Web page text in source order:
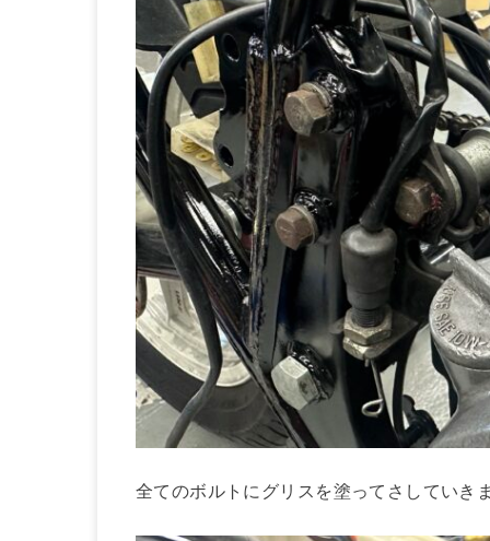
全てのボルトにグリスを塗ってさしていき